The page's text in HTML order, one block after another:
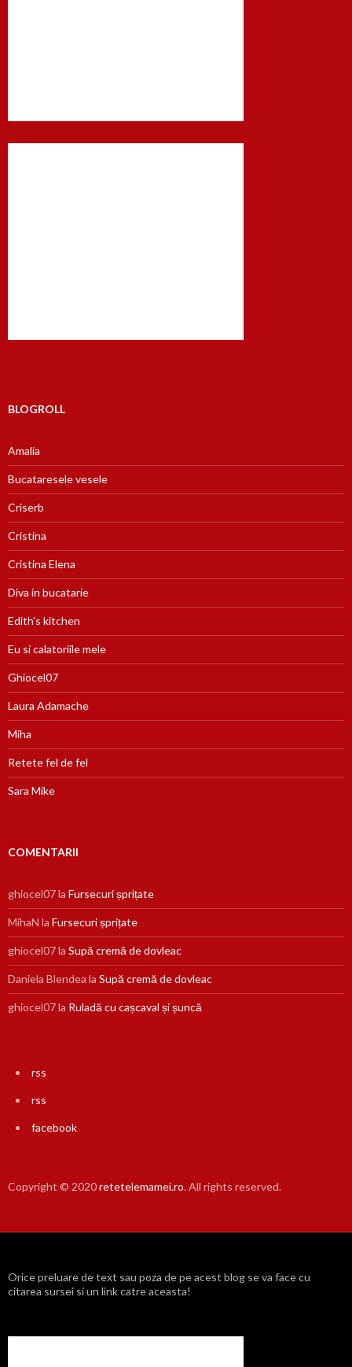
BLOGROLL
Amalia
Bucataresele vesele
Criserb
Cristina
Cristina Elena
Diva in bucatarie
Edith's kitchen
Eu si calatoriile mele
Ghiocel07
Laura Adamache
Miha
Retete fel de fel
Sara Mike
COMENTARII
ghiocel07la Fursecuri șprițate
MihaN la Fursecuri șprițate
ghiocel07la Supă cremă de dovleac
Daniela Blendea la Supă cremă de dovleac
ghiocel07la Ruladă cu cașcaval și șuncă
rss
rss
facebook
Copyright © 2020retetelemamei.ro. All rights reserved.
Orice preluare de text sau poza de pe acest blog se va face cu
citarea sursei si un link catre aceasta!